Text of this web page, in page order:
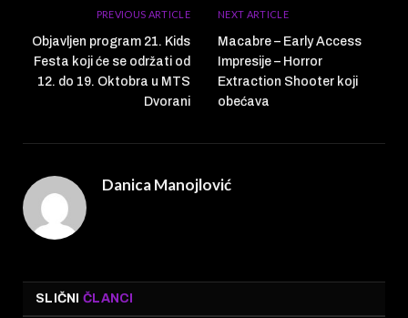
PREVIOUS ARTICLE
Objavljen program 21. Kids
Festa koji će se održati od
12. do 19. Oktobra u MTS
Dvorani
NEXT ARTICLE
Macabre – Early Access
Impresije – Horror
Extraction Shooter koji
obećava
Danica Manojlović
SLIČNI ČLANCI